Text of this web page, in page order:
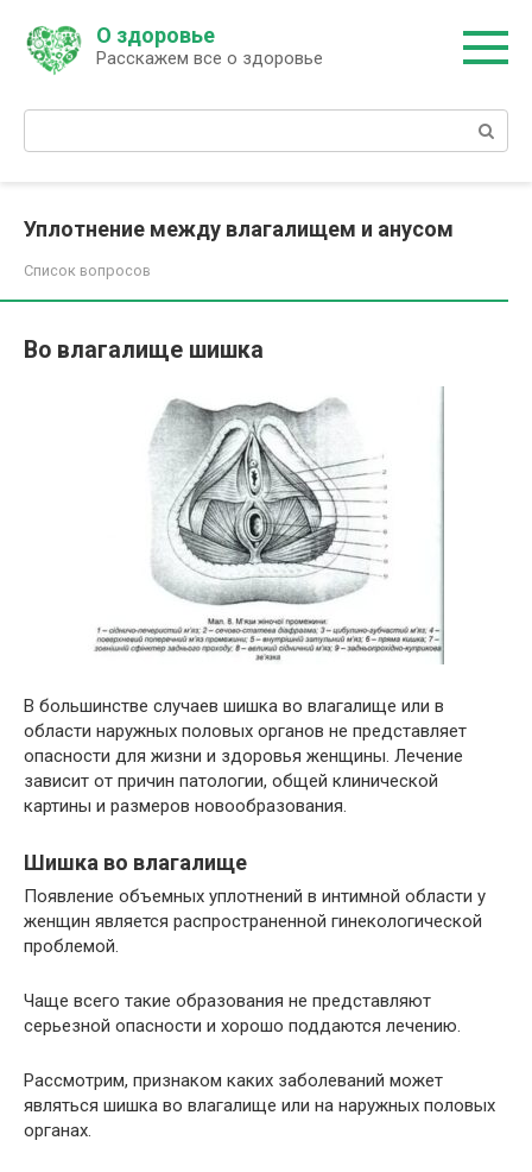
контенту
О здоровье
Расскажем все о здоровье
Поиск:
Уплотнение между влагалищем и анусом
Список вопросов
Во влагалище шишка
В большинстве случаев шишка во влагалище или в
области наружных половых органов не представляет
опасности для жизни и здоровья женщины. Лечение
зависит от причин патологии, общей клинической
картины и размеров новообразования.
Шишка во влагалище
Появление объемных уплотнений в интимной области у
женщин является распространенной гинекологической
проблемой.
Чаще всего такие образования не представляют
серьезной опасности и хорошо поддаются лечению.
Рассмотрим, признаком каких заболеваний может
являться шишка во влагалище или на наружных половых
органах.